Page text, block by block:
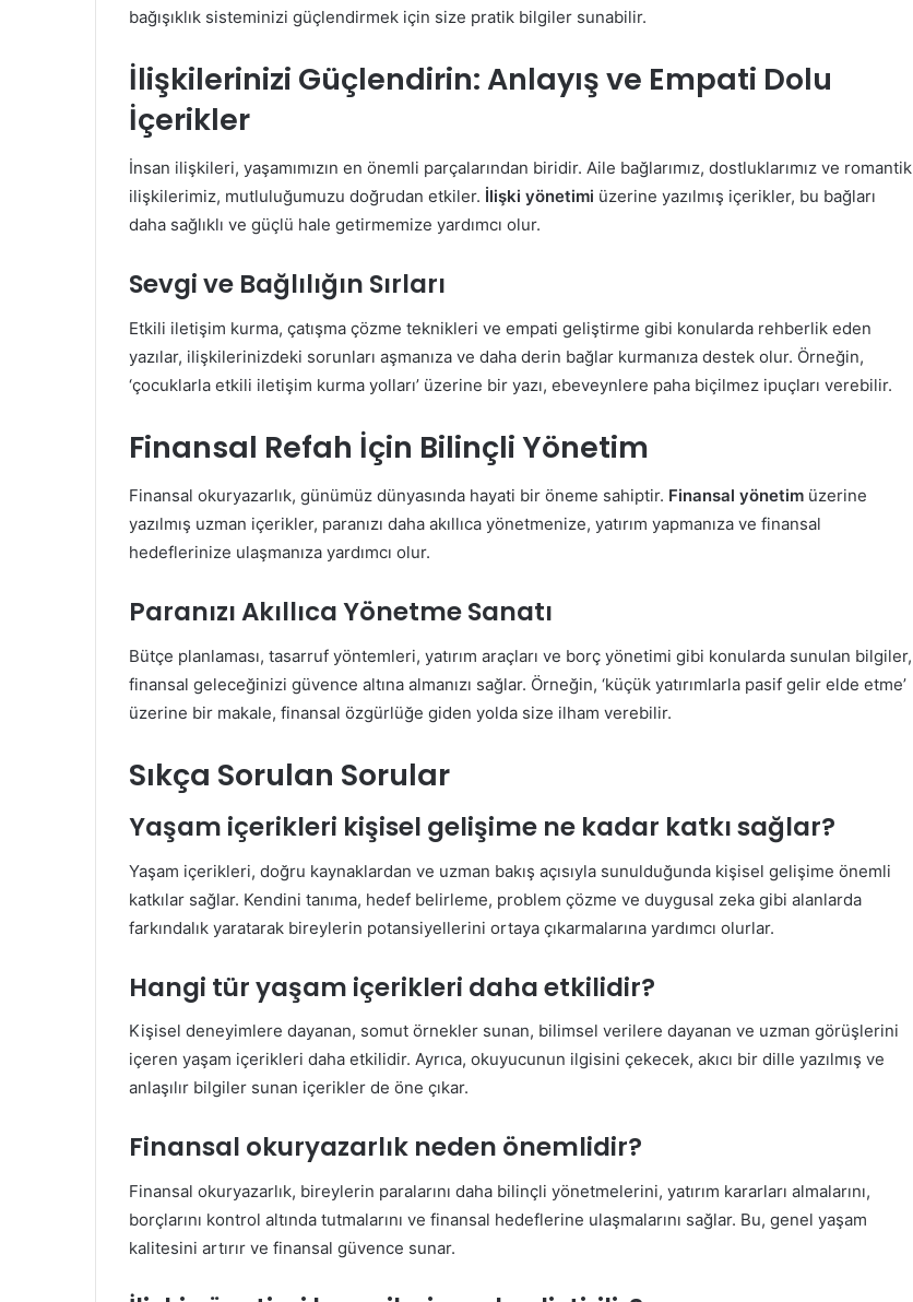
bağışıklık sisteminizi güçlendirmek için size pratik bilgiler sunabilir.
İlişkilerinizi Güçlendirin: Anlayış ve Empati Dolu
İçerikler
İnsan ilişkileri, yaşamımızın en önemli parçalarından biridir. Aile bağlarımız, dostluklarımız ve romantik
ilişkilerimiz, mutluluğumuzu doğrudan etkiler. İlişki yönetimi üzerine yazılmış içerikler, bu bağları
daha sağlıklı ve güçlü hale getirmemize yardımcı olur.
Sevgi ve Bağlılığın Sırları
Etkili iletişim kurma, çatışma çözme teknikleri ve empati geliştirme gibi konularda rehberlik eden
yazılar, ilişkilerinizdeki sorunları aşmanıza ve daha derin bağlar kurmanıza destek olur. Örneğin,
‘çocuklarla etkili iletişim kurma yolları’ üzerine bir yazı, ebeveynlere paha biçilmez ipuçları verebilir.
Finansal Refah İçin Bilinçli Yönetim
Finansal okuryazarlık, günümüz dünyasında hayati bir öneme sahiptir. Finansal yönetim üzerine
yazılmış uzman içerikler, paranızı daha akıllıca yönetmenize, yatırım yapmanıza ve finansal
hedeflerinize ulaşmanıza yardımcı olur.
Paranızı Akıllıca Yönetme Sanatı
Bütçe planlaması, tasarruf yöntemleri, yatırım araçları ve borç yönetimi gibi konularda sunulan bilgiler,
finansal geleceğinizi güvence altına almanızı sağlar. Örneğin, ‘küçük yatırımlarla pasif gelir elde etme’
üzerine bir makale, finansal özgürlüğe giden yolda size ilham verebilir.
Sıkça Sorulan Sorular
Yaşam içerikleri kişisel gelişime ne kadar katkı sağlar?
Yaşam içerikleri, doğru kaynaklardan ve uzman bakış açısıyla sunulduğunda kişisel gelişime önemli
katkılar sağlar. Kendini tanıma, hedef belirleme, problem çözme ve duygusal zeka gibi alanlarda
farkındalık yaratarak bireylerin potansiyellerini ortaya çıkarmalarına yardımcı olurlar.
Hangi tür yaşam içerikleri daha etkilidir?
Kişisel deneyimlere dayanan, somut örnekler sunan, bilimsel verilere dayanan ve uzman görüşlerini
içeren yaşam içerikleri daha etkilidir. Ayrıca, okuyucunun ilgisini çekecek, akıcı bir dille yazılmış ve
anlaşılır bilgiler sunan içerikler de öne çıkar.
Finansal okuryazarlık neden önemlidir?
Finansal okuryazarlık, bireylerin paralarını daha bilinçli yönetmelerini, yatırım kararları almalarını,
borçlarını kontrol altında tutmalarını ve finansal hedeflerine ulaşmalarını sağlar. Bu, genel yaşam
kalitesini artırır ve finansal güvence sunar.